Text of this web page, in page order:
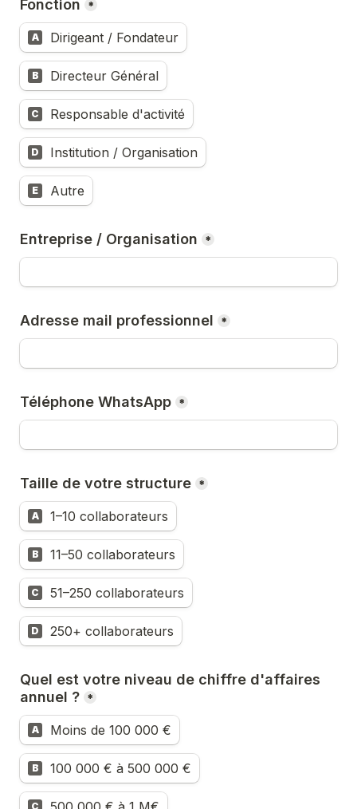
Fonction *
A Dirigeant / Fondateur
B Directeur Général
C Responsable d'activité
D Institution / Organisation
E Autre
Entreprise / Organisation *
Adresse mail professionnel *
Téléphone WhatsApp *
Taille de votre structure *
A 1–10 collaborateurs
B 11–50 collaborateurs
C 51–250 collaborateurs
D 250+ collaborateurs
Quel est votre niveau de chiffre d'affaires
annuel ? *
A Moins de 100 000 €
B 100 000 € à 500 000 €
C